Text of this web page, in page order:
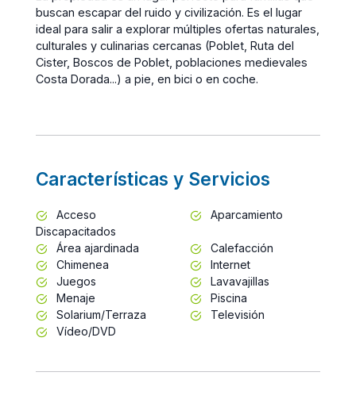
buscan escapar del ruido y civilización. Es el lugar
ideal para salir a explorar múltiples ofertas naturales,
culturales y culinarias cercanas (Poblet, Ruta del
Cister, Boscos de Poblet, poblaciones medievales
Costa Dorada...) a pie, en bici o en coche.
Características y Servicios
Acceso
Discapacitados
Aparcamiento
Área ajardinada
Calefacción
Chimenea
Internet
Juegos
Lavavajillas
Menaje
Piscina
Solarium/Terraza
Televisión
Vídeo/DVD